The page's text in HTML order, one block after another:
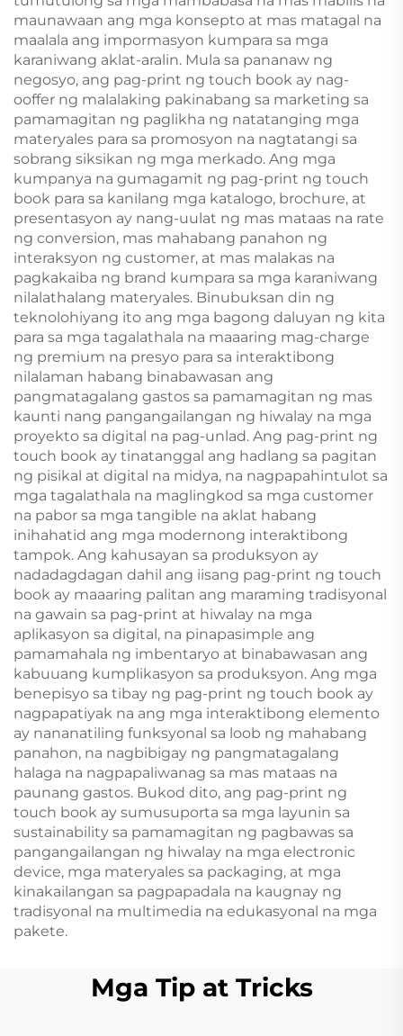
maunawaan ang mga konsepto at mas matagal na
maalala ang impormasyon kumpara sa mga
karaniwang aklat-aralin. Mula sa pananaw ng
negosyo, ang pag-print ng touch book ay nag-
ooffer ng malalaking pakinabang sa marketing sa
pamamagitan ng paglikha ng natatanging mga
materyales para sa promosyon na nagtatangi sa
sobrang siksikan ng mga merkado. Ang mga
kumpanya na gumagamit ng pag-print ng touch
book para sa kanilang mga katalogo, brochure, at
presentasyon ay nang-uulat ng mas mataas na rate
ng conversion, mas mahabang panahon ng
interaksyon ng customer, at mas malakas na
pagkakaiba ng brand kumpara sa mga karaniwang
nilalathalang materyales. Binubuksan din ng
teknolohiyang ito ang mga bagong daluyan ng kita
para sa mga tagalathala na maaaring mag-charge
ng premium na presyo para sa interaktibong
nilalaman habang binabawasan ang
pangmatagalang gastos sa pamamagitan ng mas
kaunti nang pangangailangan ng hiwalay na mga
proyekto sa digital na pag-unlad. Ang pag-print ng
touch book ay tinatanggal ang hadlang sa pagitan
ng pisikal at digital na midya, na nagpapahintulot sa
mga tagalathala na maglingkod sa mga customer
na pabor sa mga tangible na aklat habang
inihahatid ang mga modernong interaktibong
tampok. Ang kahusayan sa produksyon ay
nadadagdagan dahil ang iisang pag-print ng touch
book ay maaaring palitan ang maraming tradisyonal
na gawain sa pag-print at hiwalay na mga
aplikasyon sa digital, na pinapasimple ang
pamamahala ng imbentaryo at binabawasan ang
kabuuang kumplikasyon sa produksyon. Ang mga
benepisyo sa tibay ng pag-print ng touch book ay
nagpapatiyak na ang mga interaktibong elemento
ay nananatiling funksyonal sa loob ng mahabang
panahon, na nagbibigay ng pangmatagalang
halaga na nagpapaliwanag sa mas mataas na
paunang gastos. Bukod dito, ang pag-print ng
touch book ay sumusuporta sa mga layunin sa
sustainability sa pamamagitan ng pagbawas sa
pangangailangan ng hiwalay na mga electronic
device, mga materyales sa packaging, at mga
kinakailangan sa pagpapadala na kaugnay ng
tradisyonal na multimedia na edukasyonal na mga
pakete.
Mga Tip at Tricks